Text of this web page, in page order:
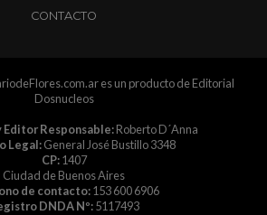
CONTACTO
es un producto de Editorial
Dosnucleos
Responsable:Roberto D´Anna
Legal:General José Bustillo 3348
CP:1407
Ciudad de Buenos Aires
de contacto:153 600 6906
DNDA Nº:5117493